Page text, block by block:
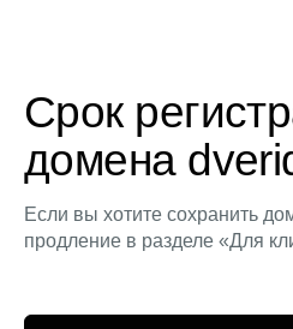
Срок
домена
Если вы хотите сохранить
продление в разделе «Для